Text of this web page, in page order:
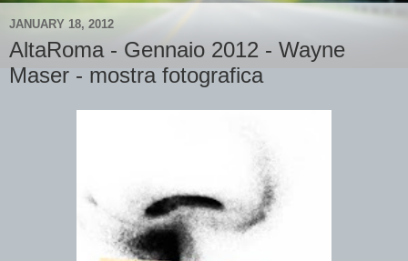
JANUARY 18, 2012
AltaRoma - Gennaio 2012 - Wayne
Maser - mostra fotografica